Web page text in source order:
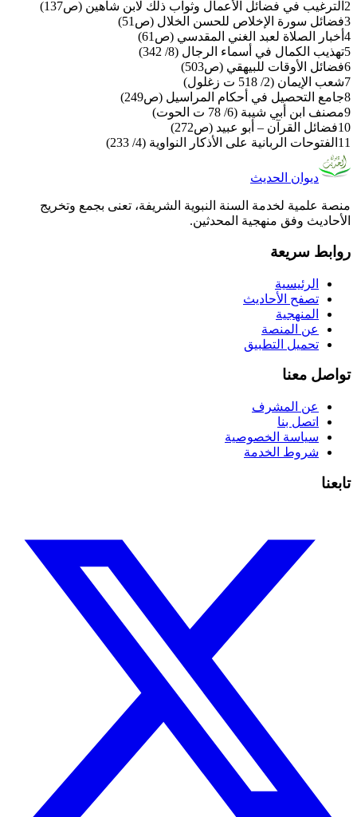
2 الترغيب في فضائل الأعمال وثواب ذلك لابن شاهين (ص137)
3فضائل سورة الإخلاص للحسن الخلال (ص51)
4 أخبار الصلاة لعبد الغني المقدسي (ص61)
5تهذيب الكمال في أسماء الرجال (8/ 342)
6فضائل الأوقات للبيهقي (ص503)
7شعب الإيمان (2/ 518 ت زغلول)
8جامع التحصيل في أحكام المراسيل (ص249)
9مصنف ابن أبي شيبة (6/ 78 ت الحوت)
10فضائل القرآن – أبو عبيد (ص272)
11 الفتوحات الربانية على الأذكار النواوية (4/ 233)
ديوان الحديث
منصة علمية لخدمة السنة النبوية الشريفة، تعنى بجمع وتخريج
الأحاديث وفق منهجية المحدثين.
روابط سريعة
الرئيسية
تصفح الأحاديث
المنهجية
عن المنصة
تحميل التطبيق
تواصل معنا
عن المشرف
اتصل بنا
سياسة الخصوصية
شروط الخدمة
تابعنا